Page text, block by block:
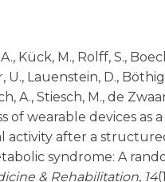
Kück, M., Rolff, S.,
Lauenstein, D.,
A., Stiesch, M., de
of wearable devices as
activity after a
syndrome: A
& Rehabilitation, 14